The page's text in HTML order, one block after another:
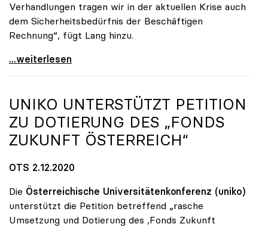
Verhandlungen tragen wir in der aktuellen Krise auch
dem Sicherheitsbedürfnis der Beschäftigen
Rechnung“, fügt Lang hinzu.
KV-Verhandlungen: Gehälter steigen um 1,45 Prozent
...weiterlesen
UNIKO UNTERSTÜTZT PETITION
ZU DOTIERUNG DES „FONDS
ZUKUNFT ÖSTERREICH“
OTS 2.12.2020
Die Österreichische Universitätenkonferenz (uniko)
unterstützt die Petition betreffend „rasche
Umsetzung und Dotierung des ,Fonds Zukunft